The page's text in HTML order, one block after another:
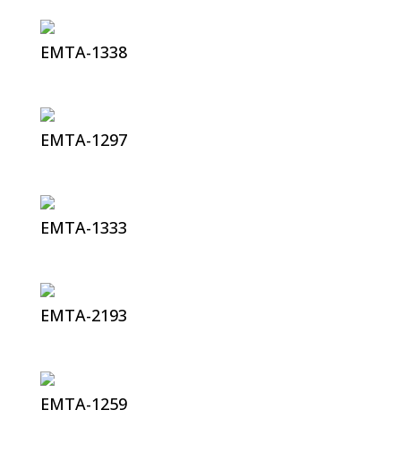
EMTA-1338
EMTA-1297
EMTA-1333
EMTA-2193
EMTA-1259